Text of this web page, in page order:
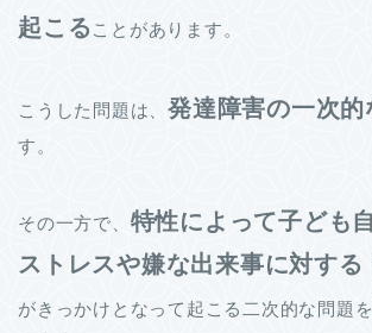
起こる ことがあります。
こうした問題は、発達障害の一次的
す。
その一方で、 特性によって子ども
ストレスや嫌な出来事に対する
がきっかけとなって起こる二次的な問題